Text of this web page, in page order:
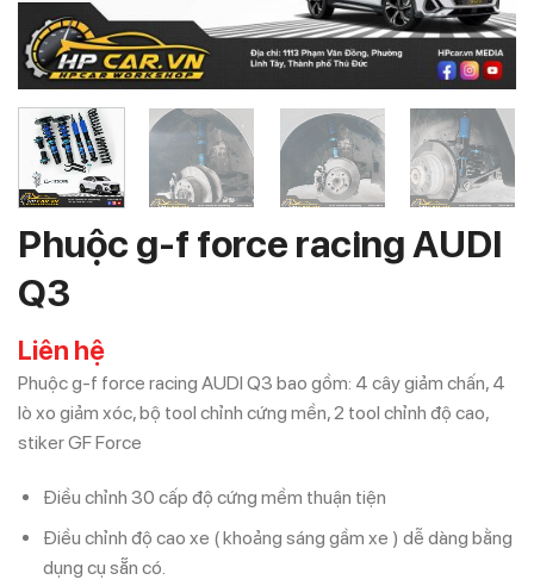
Phuộc g-f force racing AUDI
Q3
Liên hệ
Phuộc g-f force racing AUDI Q3 bao gồm: 4 cây giảm chấn, 4
lò xo giảm xóc, bộ tool chỉnh cứng mền, 2 tool chỉnh độ cao,
stiker GF Force
Điều chỉnh 30 cấp độ cứng mềm thuận tiện
Điều chỉnh độ cao xe ( khoảng sáng gầm xe ) dễ dàng bằng
dụng cụ sẵn có.